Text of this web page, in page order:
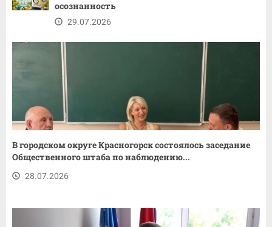
осознанность
29.07.2026
В городском округе Красногорск состоялось заседание
Общественного штаба по наблюдению...
28.07.2026